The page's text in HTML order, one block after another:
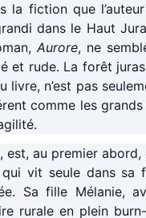
la fiction que
dans le Haut
Aurore, ne
et rude. La forêt
livre, n’est pas
comme les
, est, au premier abord,
vit seule dans sa
Sa fille Mélanie,
rurale en plein